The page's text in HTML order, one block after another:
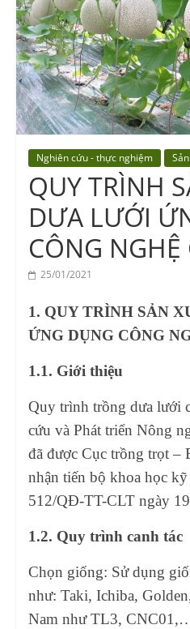
Vocational
Education
Center
Nghiên cứu - thực nghiệm
QUY TRÌNH
DƯA LƯỚI
CÔNG NGHỆ
25/01/2021
1. QUY TRÌNH SẢN
ỨNG DỤNG CÔNG
1.1. Giới thiệu
Quy trình trồng dưa lưới
cứu và Phát triển Nông
đã được Cục trồng trọt
nhận tiến bộ khoa học
512/QĐ-TT-CLT ngày
1.2. Quy trình canh tác
Chọn giống: Sử dụng
như: Taki, Ichiba,
Nam như TL3,